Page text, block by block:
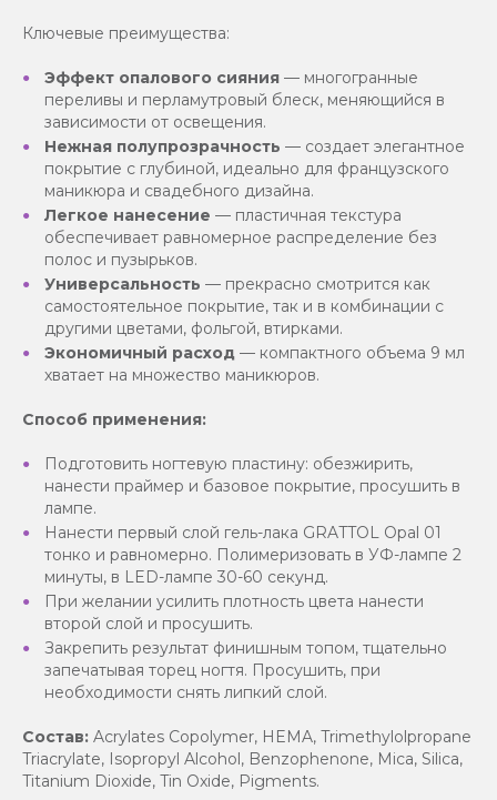
Ключевые преимущества:
Эффект опалового сияния — многогранные
переливы и перламутровый блеск, меняющийся в
зависимости от освещения.
Нежная полупрозрачность — создает элегантное
покрытие с глубиной, идеально для французского
маникюра и свадебного дизайна.
Легкое нанесение — пластичная текстура
обеспечивает равномерное распределение без
полос и пузырьков.
Универсальность — прекрасно смотрится как
самостоятельное покрытие, так и в комбинации с
другими цветами, фольгой, втирками.
Экономичный расход — компактного объема 9 мл
хватает на множество маникюров.
Способ применения:
Подготовить ногтевую пластину: обезжирить,
нанести праймер и базовое покрытие, просушить в
лампе.
Нанести первый слой гель-лака GRATTOL Opal 01
тонко и равномерно. Полимеризовать в УФ-лампе 2
минуты, в LED-лампе 30-60 секунд.
При желании усилить плотность цвета нанести
второй слой и просушить.
Закрепить результат финишным топом, тщательно
запечатывая торец ногтя. Просушить, при
необходимости снять липкий слой.
Состав: Acrylates Copolymer, HEMA, Trimethylolpropane
Triacrylate, Isopropyl Alcohol, Benzophenone, Mica, Silica,
Titanium Dioxide, Tin Oxide, Pigments.